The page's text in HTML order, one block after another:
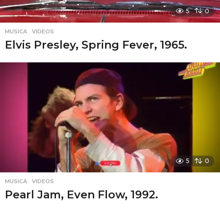
5 0
MUSICA ,VIDEOS
Elvis Presley, Spring Fever, 1965.
5 0
MUSICA ,VIDEOS
Pearl Jam, Even Flow, 1992.